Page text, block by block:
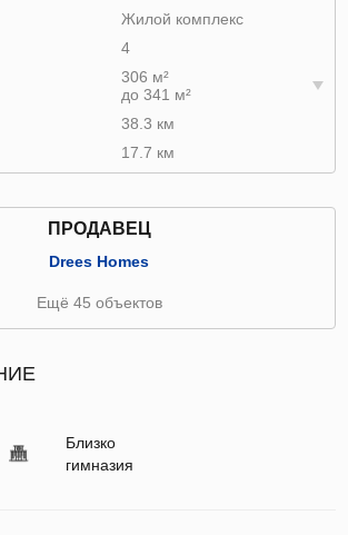
Жилой комплекс
4
306 м²
до 341 м²
38.3 км
17.7 км
ПРОДАВЕЦ
Drees Homes
Ещё 45 объектов
Близко
гимназия